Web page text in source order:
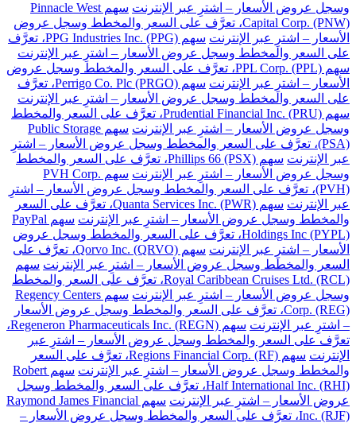
وسجل عروض الأسعار – اشترِ عبر الإنترنت
سهم Pinnacle West
Capital Corp. (PNW)، تعرَّف على السعر والمخطط وسجل عروض
الأسعار – اشترِ عبر الإنترنت
سهم PPG Industries Inc. (PPG)، تعرَّف
على السعر والمخطط وسجل عروض الأسعار – اشترِ عبر الإنترنت
سهم PPL Corp. (PPL)، تعرَّف على السعر والمخطط وسجل عروض
الأسعار – اشترِ عبر الإنترنت
سهم Perrigo Co. Plc (PRGO)، تعرَّف
على السعر والمخطط وسجل عروض الأسعار – اشترِ عبر الإنترنت
سهم Prudential Financial Inc. (PRU)، تعرَّف على السعر والمخطط
وسجل عروض الأسعار – اشترِ عبر الإنترنت
سهم Public Storage
(PSA)، تعرَّف على السعر والمخطط وسجل عروض الأسعار – اشترِ
عبر الإنترنت
سهم Phillips 66 (PSX)، تعرَّف على السعر والمخطط
وسجل عروض الأسعار – اشترِ عبر الإنترنت
سهم PVH Corp.
(PVH)، تعرَّف على السعر والمخطط وسجل عروض الأسعار – اشترِ
عبر الإنترنت
سهم Quanta Services Inc. (PWR)، تعرَّف على السعر
والمخطط وسجل عروض الأسعار – اشترِ عبر الإنترنت
سهم PayPal
Holdings Inc (PYPL)، تعرَّف على السعر والمخطط وسجل عروض
الأسعار – اشترِ عبر الإنترنت
سهم Qorvo Inc. (QRVO)، تعرَّف على
السعر والمخطط وسجل عروض الأسعار – اشترِ عبر الإنترنت سهم
Royal Caribbean Cruises Ltd. (RCL)، تعرَّف على السعر والمخطط
وسجل عروض الأسعار – اشترِ عبر الإنترنت
سهم Regency Centers
Corp. (REG)، تعرَّف على السعر والمخطط وسجل عروض الأسعار
– اشترِ عبر الإنترنت
سهم Regeneron Pharmaceuticals Inc. (REGN)،
تعرَّف على السعر والمخطط وسجل عروض الأسعار – اشترِ عبر
الإنترنت
سهم Regions Financial Corp. (RF)، تعرَّف على السعر
والمخطط وسجل عروض الأسعار – اشترِ عبر الإنترنت
سهم Robert
Half International Inc. (RHI)، تعرَّف على السعر والمخطط وسجل
عروض الأسعار – اشترِ عبر الإنترنت
سهم Raymond James Financial
Inc. (RJF)، تعرَّف على السعر والمخطط وسجل عروض الأسعار –